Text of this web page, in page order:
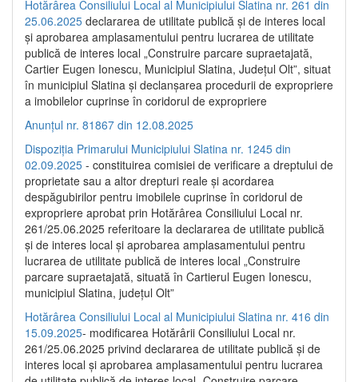
Hotărârea Consiliului Local al Municipiului Slatina nr. 261 din
25.06.2025 declararea de utilitate publică și de interes local
și aprobarea amplasamentului pentru lucrarea de utilitate
publică de interes local „Construire parcare supraetajată,
Cartier Eugen Ionescu, Municipiul Slatina, Județul Olt”, situat
în municipiul Slatina și declanșarea procedurii de expropriere
a imobilelor cuprinse în coridorul de expropriere
Anunțul nr. 81867 din 12.08.2025
Dispoziția Primarului Municipiului Slatina nr. 1245 din
02.09.2025 - constituirea comisiei de verificare a dreptului de
proprietate sau a altor drepturi reale și acordarea
despăgubirilor pentru imobilele cuprinse în coridorul de
expropriere aprobat prin Hotărârea Consiliului Local nr.
261/25.06.2025 referitoare la declararea de utilitate publică
și de interes local și aprobarea amplasamentului pentru
lucrarea de utilitate publică de interes local „Construire
parcare supraetajată, situată în Cartierul Eugen Ionescu,
municipiul Slatina, județul Olt”
Hotărârea Consiliului Local al Municipiului Slatina nr. 416 din
15.09.2025- modificarea Hotărârii Consiliului Local nr.
261/25.06.2025 privind declararea de utilitate publică și de
interes local și aprobarea amplasamentului pentru lucrarea